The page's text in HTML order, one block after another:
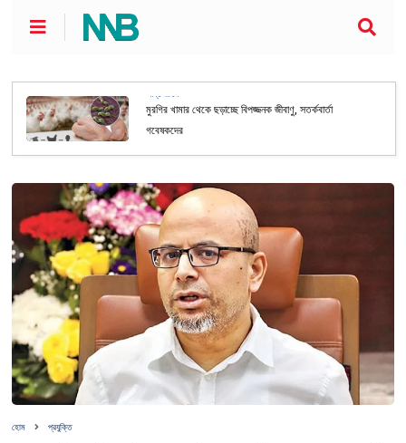
মুরগির খামার থেকে ছড়াচ্ছে বিপজ্জনক জীবাণু, সতর্কবার্তা
গবেষকদের
হোম প্রযুক্তি